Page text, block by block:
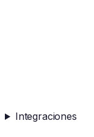
Integraciones